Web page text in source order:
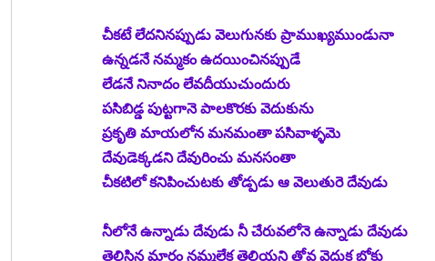
చీకటే లేదనినప్పుడు వెలుగునకు ప్రాముఖ్యముండునా
ఉన్నడనే నమ్మకం ఉదయించినప్పుడే
లేడనే నినాదం లేవదీయుచుందురు
పసిబిడ్డ పుట్టగానె పాలకొరకు వెదుకును
ప్రకృతి మాయలోన మనమంతా పసివాళ్ళమె
దేవుడెక్కడని దేవురించు మనసంతా
చీకటిలో కనిపించుటకు తోడ్పడు ఆ వెలుతురె దేవుడు
నీలోనే ఉన్నాడు దేవుడు నీ చేరువలోనె ఉన్నాడు దేవుడు
తెలిసిన మార్గం నమ్మలేక తెలియని త్రోవ వెదుక బోకు